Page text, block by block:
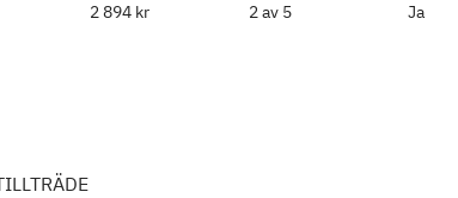
2 894 kr
2 av 5
Ja